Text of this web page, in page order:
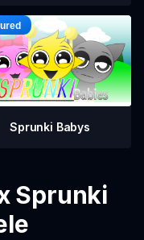
Sprunki Babys
Sprunki